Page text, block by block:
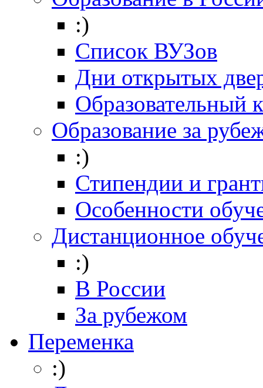
:)
Список ВУЗов
Дни открытых
Образовательный
Образование за
:)
Стипендии и
Особенности
Дистанционное
:)
В России
За рубежом
Переменка
:)